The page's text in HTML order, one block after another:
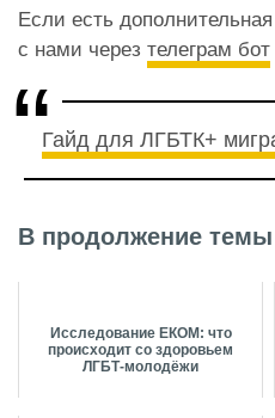
Если есть
с нами через телеграм бот
Гайд для ЛГБТК+
В продолжение темы
Исследование ЕКОМ: что
происходит со здоровьем
ЛГБТ-молодёжи